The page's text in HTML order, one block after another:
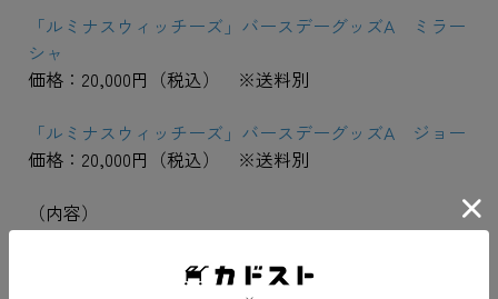
「ルミナスウィッチーズ」バースデーグッズA ミラー
シャ
価格：20,000円（税込） ※送料別
「ルミナスウィッチーズ」バースデーグッズA ジョー
価格：20,000円（税込） ※送料別
（内容）
・バースデーイベント参加券（第1部）